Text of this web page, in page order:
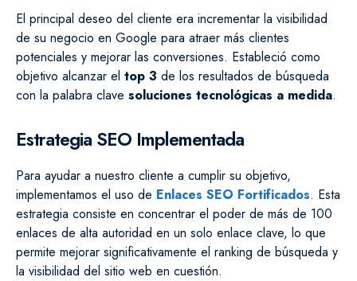
El principal deseo del cliente era incrementar la visibilidad
de su negocio en Google para atraer más clientes
potenciales y mejorar las conversiones. Estableció como
objetivo alcanzar el top 3 de los resultados de búsqueda
con la palabra clave soluciones tecnológicas a medida.
Estrategia SEO Implementada
Para ayudar a nuestro cliente a cumplir su objetivo,
implementamos el uso de Enlaces SEO Fortificados. Esta
estrategia consiste en concentrar el poder de más de 100
enlaces de alta autoridad en un solo enlace clave, lo que
permite mejorar significativamente el ranking de búsqueda y
la visibilidad del sitio web en cuestión.